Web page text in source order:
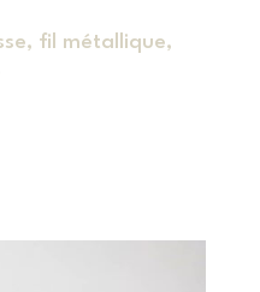
fil métallique,